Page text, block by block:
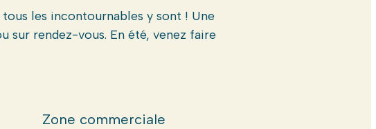
les incontournables y sont ! Une
sur rendez-vous. En été, venez faire
Zone commerciale